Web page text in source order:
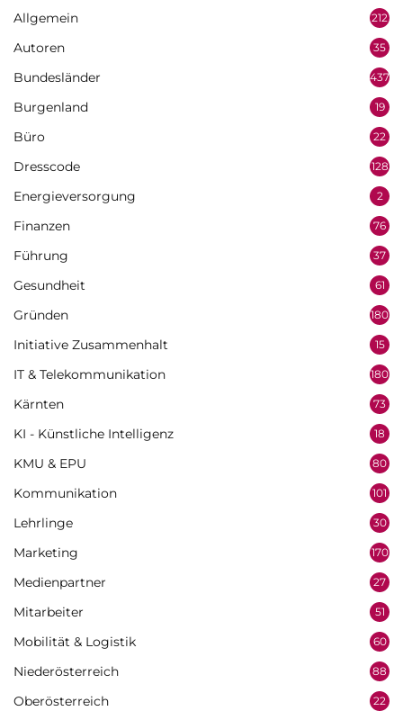
Allgemein 212
Autoren 35
Bundesländer 437
Burgenland 19
Büro 22
Dresscode 128
Energieversorgung 2
Finanzen 76
Führung 37
Gesundheit 61
Gründen 180
Initiative Zusammenhalt 15
IT & Telekommunikation 180
Kärnten 73
KI - Künstliche Intelligenz 18
KMU & EPU 80
Kommunikation 101
Lehrlinge 30
Marketing 170
Medienpartner 27
Mitarbeiter 51
Mobilität & Logistik 60
Niederösterreich 88
Oberösterreich 22